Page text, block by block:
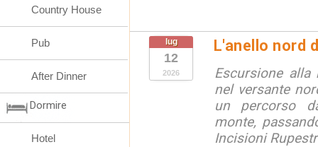
lug
12
2026
L'anello nord
Escursione
nel versante
un percorso
monte,
Incisioni
Country House
Pub
After Dinner
Dormire
Hotel